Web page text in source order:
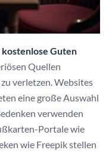
kostenlose Guten
Quellen
verletzen. Websites
eine große Auswahl
verwenden
Portale wie
wie Freepik stellen